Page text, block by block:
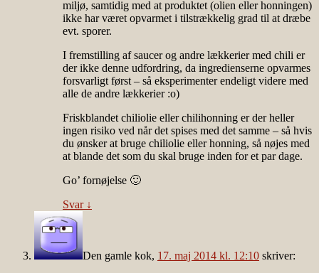
miljø, samtidig med at produktet (olien eller honningen)
ikke har været opvarmet i tilstrækkelig grad til at dræbe
evt. sporer.
I fremstilling af saucer og andre lækkerier med chili er
der ikke denne udfordring, da ingredienserne opvarmes
forsvarligt først – så eksperimenter endeligt videre med
alle de andre lækkerier :o)
Friskblandet chiliolie eller chilihonning er der heller
ingen risiko ved når det spises med det samme – så hvis
du ønsker at bruge chiliolie eller honning, så nøjes med
at blande det som du skal bruge inden for et par dage.
Go’ fornøjelse 🙂
Svar ↓
Den gamle kok, 17. maj 2014 kl. 12:10 skriver: